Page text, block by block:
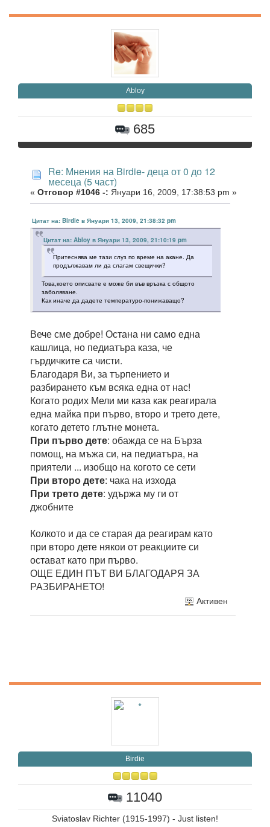
Abloy
685
Re: Мнения на Birdie- деца от 0 до 12
месеца (5 част)
« Отговор #1046 -: Януари 16, 2009, 17:38:53 pm »
Цитат на: Birdie в Януари 13, 2009, 21:38:32 pm
Цитат на: Abloy в Януари 13, 2009, 21:10:19 pm
Притеснява ме тази слуз по време на акане. Да
продължавам ли да слагам свещички?
Това,което описвате е може би във връзка с общото
заболяване.
Как иначе да дадете температуро-понижаващо?
Вече сме добре! Остана ни само една
кашлица, но педиатъра каза, че
гърдичките са чисти.
Благодаря Ви, за търпението и
разбирането към всяка една от нас!
Когато родих Мели ми каза как реагирала
една майка при първо, второ и трето дете,
когато детето глътне монета.
При първо дете: обажда се на Бърза
помощ, на мъжа си, на педиатъра, на
приятели ... изобщо на когото се сети
При второ дете: чака на изхода
При трето дете: удържа му ги от
джобните
Колкото и да се старая да реагирам като
при второ дете някои от реакциите си
остават като при първо.
ОЩЕ ЕДИН ПЪТ ВИ БЛАГОДАРЯ ЗА
РАЗБИРАНЕТО!
Активен
Birdie
11040
Sviatoslav Richter (1915-1997) - Just listen!